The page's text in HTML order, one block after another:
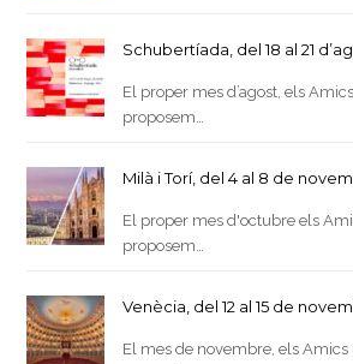
Schubertíada, del 18 al 21
El proper mes d’agost, els
proposem…
Milà i Torí, del 4 al 8 de
El proper mes d'octubre els
proposem…
Venècia, del 12 al 15 de
El mes de novembre, els